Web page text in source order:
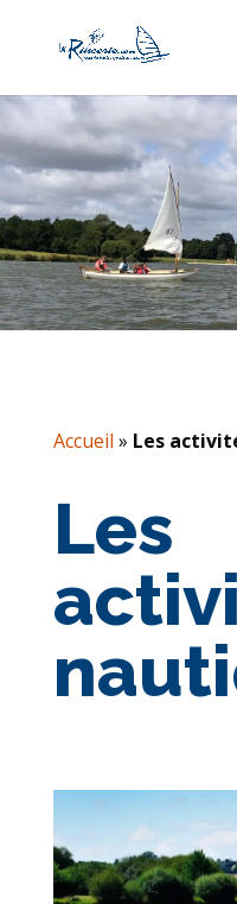
Accueil » Les
Les